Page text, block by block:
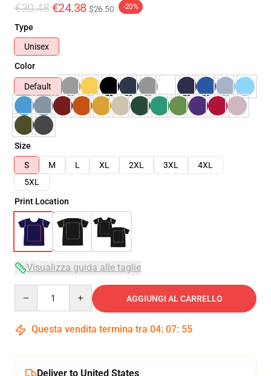
€30.48 €24.38 $26.50 -20%
Type
Unisex
Color
Default
Size
S
M L XL 2XL 3XL
4XL
5XL
Print Location
Visualizza guida alle taglie
AGGIUNGI AL CARRELLO
Questa vendita termina tra 04: 07: 54
Deliver to United States